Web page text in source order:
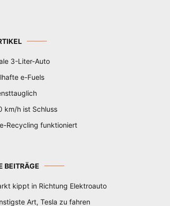
3-Liter-Auto
e-Fuels
km/h ist Schluss
Recycling funktioniert
BEITRÄGE
kippt in Richtung Elektroauto
Art, Tesla zu fahren